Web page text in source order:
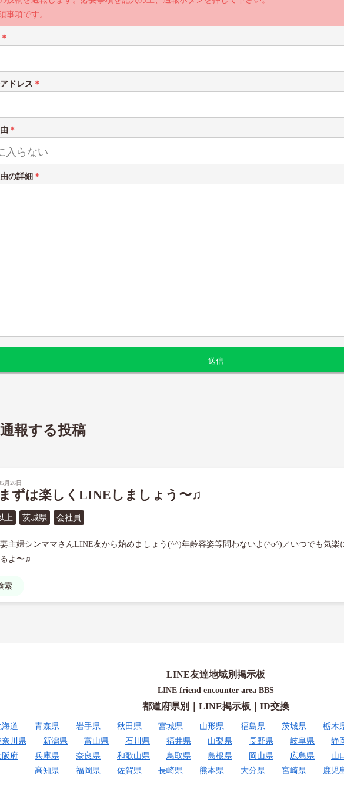
事項です。
＊
ドレス ＊
＊
の詳細 ＊
通報する投稿
月26日
まずは楽しくLINEしましょう〜♫
上 茨城県 会社員
主婦シンママさんLINE友から始めましょう(^^)年齢容姿等問わないよ(^o^)／いつでも気楽
よ〜♫
索
LINE友達地域別掲示板
LINE friend encounter area BBS
都道府県別｜LINE掲示板｜ID交換
海道 青森県 岩手県 秋田県 宮城県 山形県 福島県 茨城県 栃木
奈川県 新潟県 富山県 石川県 福井県 山梨県 長野県 岐阜県 静
阪府 兵庫県 奈良県 和歌山県 鳥取県 島根県 岡山県 広島県 山
高知県
福岡県 佐賀県 長崎県 熊本県 大分県 宮崎県 鹿児